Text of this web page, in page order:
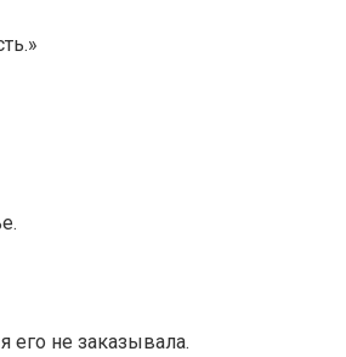
его не заказывала.